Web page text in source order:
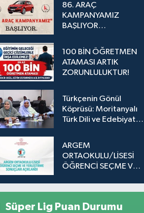
86. ARAÇ
KAMPANYAMIZ
BAŞLIYOR…
100 BİN ÖĞRETMEN
ATAMASI ARTIK
ZORUNLULUKTUR!
Türkçenin Gönül
Köprüsü: Moritanyalı
Türk Dili ve Edebiyatı
ARGEM
ORTAOKULU/LİSESİ
ÖĞRENCİ SEÇME VE
Süper Lig Puan Durumu